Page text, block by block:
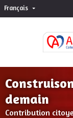
Français Choisir la
demain
Contribution